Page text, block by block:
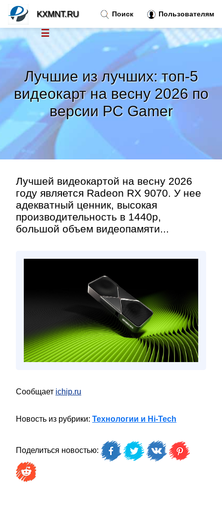
Лучшие из лучших: топ-5
видеокарт на весну 2026 по
версии PC Gamer
Лучшей видеокартой на весну 2026
году является Radeon RX 9070. У нее
адекватный ценник, высокая
производительность в 1440p,
большой объем видеопамяти...
Сообщает ichip.ru
Новость из рубрики: Технологии и Hi-Tech
Поделиться новостью:
Поиск Пользователям
KXMNT.RU
☰
Новости
Тренды новостей »
»
Правила »